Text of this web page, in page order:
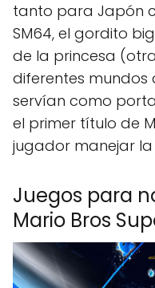
tanto para Japón
SM64, el gordito
de la princesa
diferentes
servían como
el primer título de
jugador manejar
Juegos para
Mario Bros